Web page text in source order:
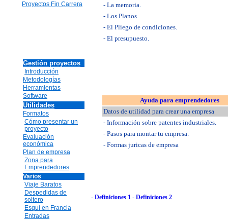
Proyectos Fin Carrera
Gestión proyectos
Introducción
Metodologías
Herramientas
Software
Utilidades
Formatos
Cómo presentar un
proyecto
Evaluación
económica
Plan de empresa
Zona para
Emprendedores
Varios
Viaje Baratos
Despedidas de
soltero
Esquí en Francia
Entradas
- La memoria.
- Los Planos.
- El Pliego de condiciones.
- El presupuesto.
Ayuda para emprendedores
Datos de utilidad para crear una empresa
- Información sobre patentes industriales.
- Pasos para montar tu empresa.
- Formas juricas de empresa
- Definiciones 1 - Definiciones 2